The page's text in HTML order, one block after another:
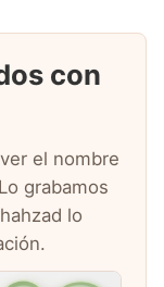
con
el nombre
grabamos
lo